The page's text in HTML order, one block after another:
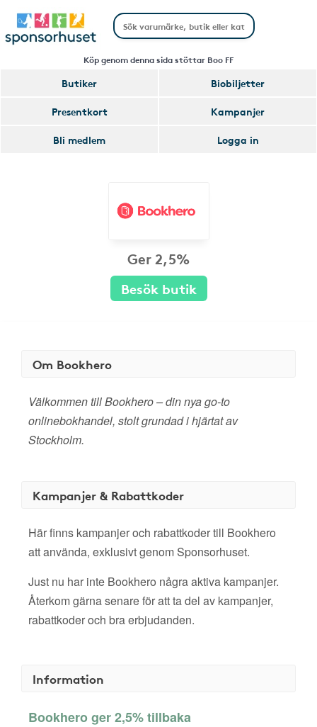
Köp genom denna sida stöttar Boo FF
Butiker
Biobiljetter
Presentkort
Kampanjer
Bli medlem
Logga in
Ger 2,5%
Besök butik
Om Bookhero
Välkommen till Bookhero – din nya go-to
onlinebokhandel, stolt grundad i hjärtat av
Stockholm.
Kampanjer & Rabattkoder
Här finns kampanjer och rabattkoder till Bookhero
att använda, exklusivt genom Sponsorhuset.
Just nu har inte Bookhero några aktiva kampanjer.
Återkom gärna senare för att ta del av kampanjer,
rabattkoder och bra erbjudanden.
Information
Bookhero ger 2,5% tillbaka